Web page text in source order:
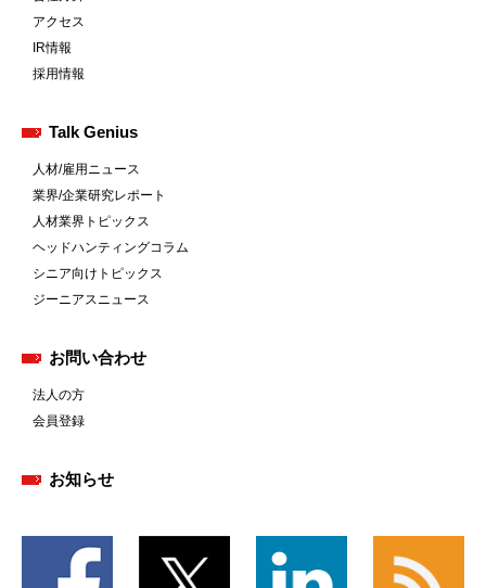
アクセス
IR情報
採用情報
Talk Genius
人材/雇用ニュース
業界/企業研究レポート
人材業界トピックス
ヘッドハンティングコラム
シニア向けトピックス
ジーニアスニュース
お問い合わせ
法人の方
会員登録
お知らせ